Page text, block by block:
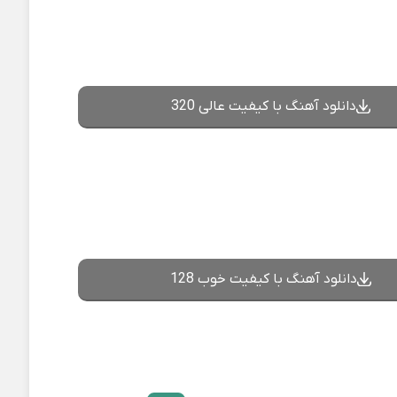
دانلود آهنگ با کیفیت عالی 320
دانلود آهنگ با کیفیت خوب 128